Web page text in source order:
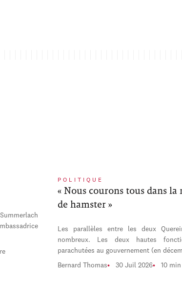
POLITIQUE
« Nous courons tous dans la
de hamster »
Les parallèles entre les deux
nombreux. Les deux hautes
parachutées au gouvernement (en
Bernard Thomas 30 Juil 2026 10